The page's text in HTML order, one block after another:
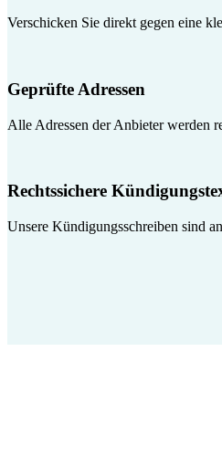
Verschicken Sie direkt gegen eine
Geprüfte Adressen
Alle Adressen der Anbieter werden
Rechtssichere
Unsere Kündigungsschreiben sind